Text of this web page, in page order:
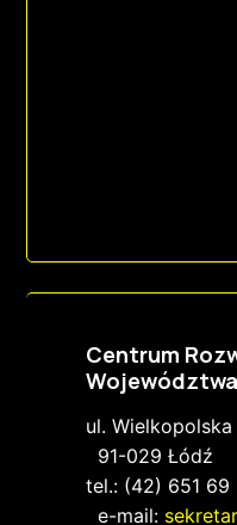
Centrum
ul.
91-029 Łódź
tel.: (42) 651 69
e-mail: